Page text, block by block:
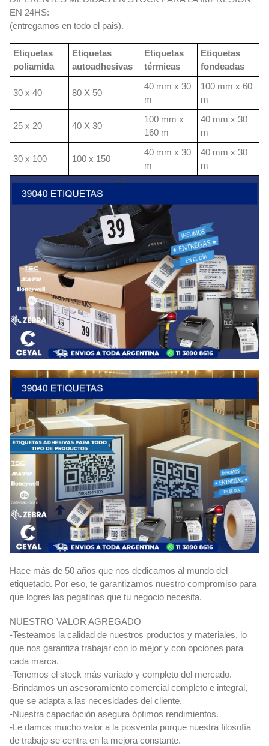
EN 24HS:
(entregamos en todo el pais).
Etiquetas
poliamida
Etiquetas
autoadhesivas
Etiquetas
térmicas
Etiquetas
fondeadas
30 x 40 80 X 50
40 mm x 30
m
100 mm x 60
m
25 x 20 40 X 30
100 mm x
160 m
40 mm x 30
m
30 x 100 100 x 150
40 mm x 30
m
40 mm x 30
m
Hace más de 50 años que nos dedicamos al mundo del
etiquetado. Por eso, te garantizamos nuestro compromiso para
que logres las pegatinas que tu negocio necesita.
NUESTRO VALOR AGREGADO
-Testeamos la calidad de nuestros productos y materiales, lo
que nos garantiza trabajar con lo mejor y con opciones para
cada marca.
-Tenemos el stock más variado y completo del mercado.
-Brindamos un asesoramiento comercial completo e integral,
que se adapta a las necesidades del cliente.
-Nuestra capacitación asegura óptimos rendimientos.
-Le damos mucho valor a la posventa porque nuestra filosofía
de trabajo se centra en la mejora constante.